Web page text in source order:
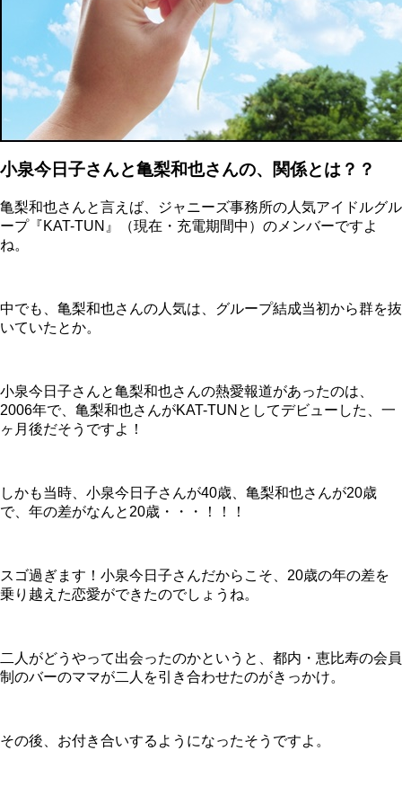
小泉今日子さんと亀梨和也さんの、関係とは？？
亀梨和也さんと言えば、ジャニーズ事務所の人気アイドルグル
ープ『KAT-TUN』（現在・充電期間中）のメンバーですよ
ね。
中でも、亀梨和也さんの人気は、グループ結成当初から群を抜
いていたとか。
小泉今日子さんと亀梨和也さんの熱愛報道があったのは、
2006年で、亀梨和也さんがKAT-TUNとしてデビューした、一
ヶ月後だそうですよ！
しかも当時、小泉今日子さんが40歳、亀梨和也さんが20歳
で、年の差がなんと20歳・・・！！！
スゴ過ぎます！小泉今日子さんだからこそ、20歳の年の差を
乗り越えた恋愛ができたのでしょうね。
二人がどうやって出会ったのかというと、都内・恵比寿の会員
制のバーのママが二人を引き合わせたのがきっかけ。
その後、お付き合いするようになったそうですよ。